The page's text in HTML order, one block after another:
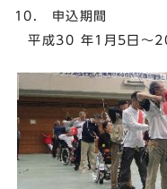
10. 申込期間
平成30 年1月5日～